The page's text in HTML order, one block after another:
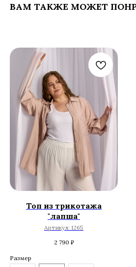
ВАМ ТАКЖЕ МОЖЕТ
Топ из трикотажа
"лапша"
Артикул: 1265
2 790 ₽
Размер